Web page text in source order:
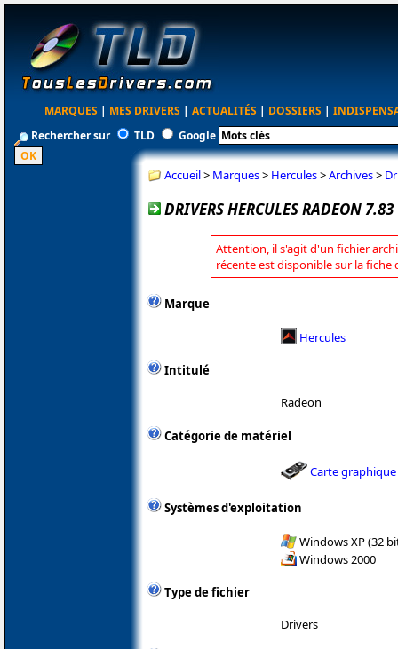
MARQUES | MES DRIVERS | ACTUALITÉS | DOSSIERS |
Rechercher sur
TLD Google
Accueil> Marques> Hercules>Archives>
DRIVERS HERCULES RADEON 7.83
Attention, il s'agit d'un fichier
récente est disponible sur la fiche
Marque
Hercules
Intitulé
Radeon
Catégorie de matériel
Carte graphique
Systèmes d'exploitation
Windows XP (32
Windows 2000
Type de fichier
Drivers